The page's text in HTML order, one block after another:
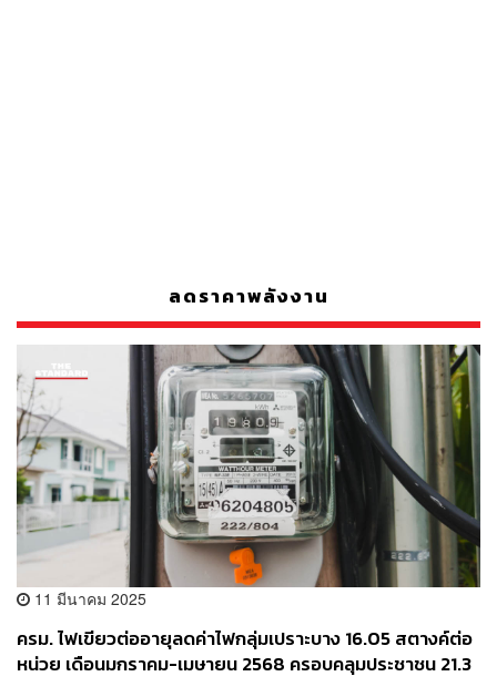
ลดราคาพลังงาน
11 มีนาคม 2025
ครม. ไฟเขียวต่ออายุลดค่าไฟกลุ่มเปราะบาง 16.05 สตางค์ต่อ
หน่วย เดือนมกราคม-เมษายน 2568 ครอบคลุมประชาชน 21.3